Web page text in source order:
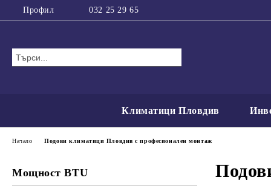
Профил 032 25 29 65
Климатици Пловдив
Мощност BTU
Начало Подови климатици Пловдив с професионален монтаж